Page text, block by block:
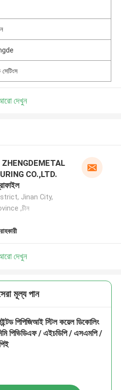
দেখুন
ZHENGDEMETAL
CO.,LTD.
Jinan City,
,চীন
দেখুন
মূল্য পান
পিপিজিআই স্টিল কয়েল ডিকোলিং
পিভিডিএফ / এইচডিপি / এসএমপি /